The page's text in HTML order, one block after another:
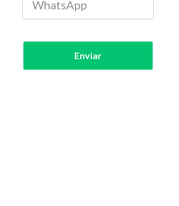
Enviar